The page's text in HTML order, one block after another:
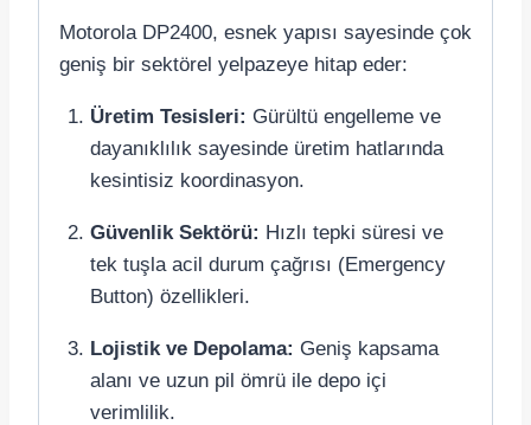
Motorola DP2400, esnek yapısı sayesinde çok
geniş bir sektörel yelpazeye hitap eder:
Üretim Tesisleri: Gürültü engelleme ve
dayanıklılık sayesinde üretim hatlarında
kesintisiz koordinasyon.
Güvenlik Sektörü: Hızlı tepki süresi ve
tek tuşla acil durum çağrısı (Emergency
Button) özellikleri.
Lojistik ve Depolama: Geniş kapsama
alanı ve uzun pil ömrü ile depo içi
verimlilik.